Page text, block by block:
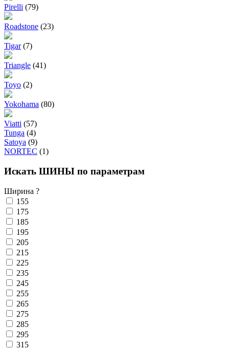
Pirelli (79)
Roadstone (23)
Tigar (7)
Triangle (41)
Toyo (2)
Yokohama (80)
Viatti (57)
Tunga (4)
Satoya (9)
NORTEC (1)
Искать ШИНЫ по параметрам
Ширина ?
155
175
185
195
205
215
225
235
245
255
265
275
285
295
315